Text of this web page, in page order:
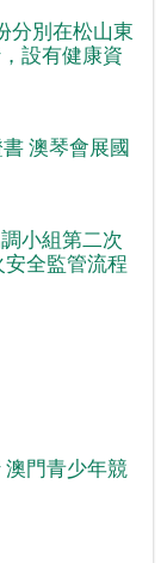
分別在松山東
設有健康資
澳琴會展國
小組第二次
全監管流程
門青少年競